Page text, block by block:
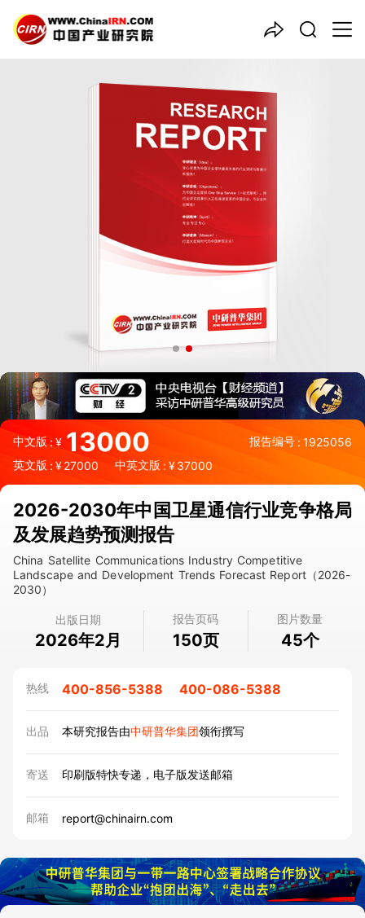
中文版:¥ 13000 报告编号 : 1925056
英文版 : ¥27000 中英文版 : ¥37000
2026-2030年中国卫星通信行业竞争格局
及发展趋势预测报告
China Satellite Communications Industry Competitive
Landscape and Development Trends Forecast Report（2026-
2030）
出版日期
2026年2月
报告页码
150页
图片数量
45个
热线 400-856-5388 400-086-5388
出品 本研究报告由中研普华集团领衔撰写
寄送 印刷版特快专递，电子版发送邮箱
邮箱 report@chinairn.com
中国产业咨询领导者
2026-2030年中国
行业竞争格局及发展趋势预测
报告
品质保障，一年免费更新维护
报告编号：1925056
出版日期：2026年2月
《2026-2030年中国卫星通信行业竞争格局及发展趋势预测报
告》由中研普华卫星通信行业分析专家领衔撰写，主要分析了卫星
通信行业的市场规模、发展现状与投资前景，同时对卫星通信行业
的未来发展做出科学的趋势预测和专业的卫星通信行业数据分析，
帮助客户评估卫星通信行业投资价值。
27年研究经验，深度洞察行业驱动力
多元化、高学历的实战型精英团队